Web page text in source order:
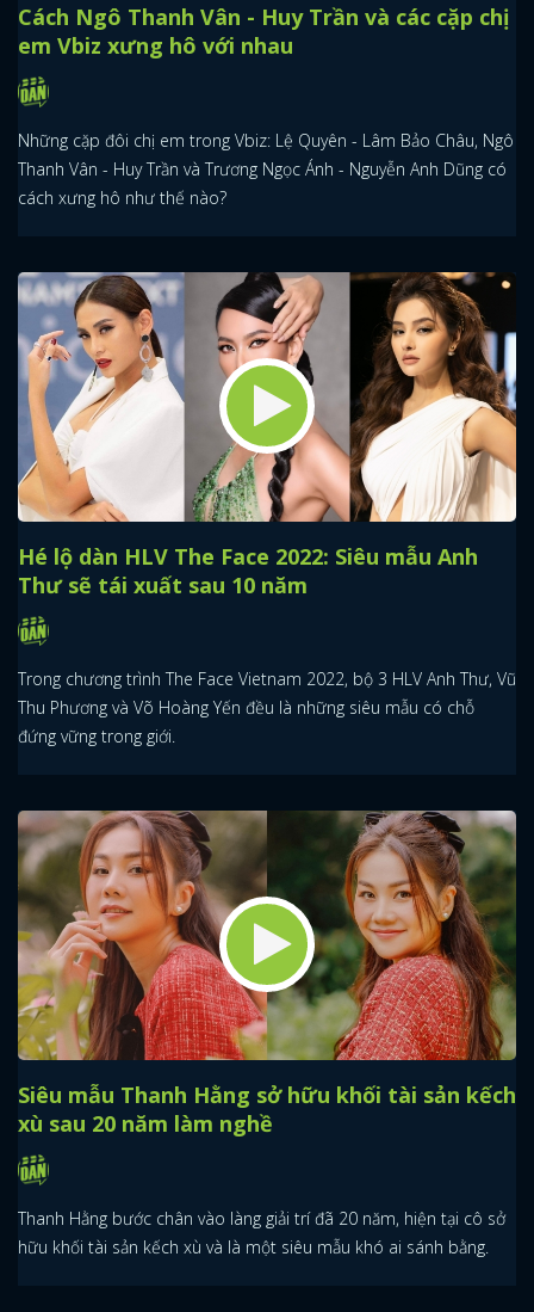
Cách Ngô Thanh Vân - Huy Trần và các cặp chị
em Vbiz xưng hô với nhau
Những cặp đôi chị em trong Vbiz: Lệ Quyên - Lâm Bảo Châu, Ngô
Thanh Vân - Huy Trần và Trương Ngọc Ánh - Nguyễn Anh Dũng có
cách xưng hô như thế nào?
Hé lộ dàn HLV The Face 2022: Siêu mẫu Anh
Thư sẽ tái xuất sau 10 năm
Trong chương trình The Face Vietnam 2022, bộ 3 HLV Anh Thư, Vũ
Thu Phương và Võ Hoàng Yến đều là những siêu mẫu có chỗ
đứng vững trong giới.
Siêu mẫu Thanh Hằng sở hữu khối tài sản kếch
xù sau 20 năm làm nghề
Thanh Hằng bước chân vào làng giải trí đã 20 năm, hiện tại cô sở
hữu khối tài sản kếch xù và là một siêu mẫu khó ai sánh bằng.